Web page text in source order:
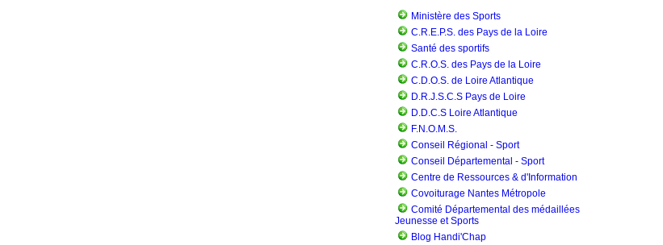
Ministère des Sports
C.R.E.P.S. des Pays de la Loire
Santé des sportifs
C.R.O.S. des Pays de la Loire
C.D.O.S. de Loire Atlantique
D.R.J.S.C.S Pays de Loire
D.D.C.S Loire Atlantique
F.N.O.M.S.
Conseil Régional - Sport
Conseil Départemental - Sport
Centre de Ressources & d'Information
Covoiturage Nantes Métropole
Comité Départemental des médaillées
Jeunesse et Sports
Blog Handi'Chap